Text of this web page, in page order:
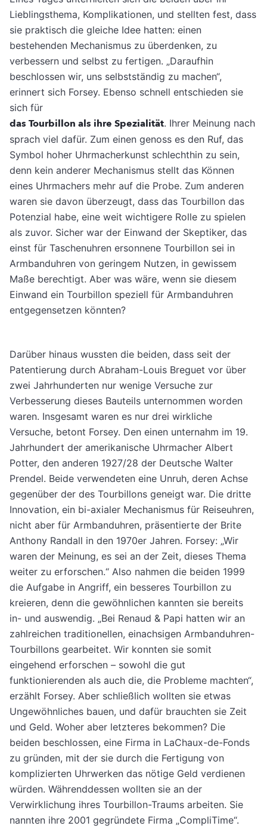
Lieblingsthema, Komplikationen, und stellten fest, dass
sie praktisch die gleiche Idee hatten: einen
bestehenden Mechanismus zu überdenken, zu
verbessern und selbst zu fertigen. „Daraufhin
beschlossen wir, uns selbstständig zu machen“,
erinnert sich Forsey. Ebenso schnell entschieden sie
sich für
das Tourbillon als ihre Spezialität. Ihrer Meinung nach
sprach viel dafür. Zum einen genoss es den Ruf, das
Symbol hoher Uhrmacherkunst schlechthin zu sein,
denn kein anderer Mechanismus stellt das Können
eines Uhrmachers mehr auf die Probe. Zum anderen
waren sie davon überzeugt, dass das Tourbillon das
Potenzial habe, eine weit wichtigere Rolle zu spielen
als zuvor. Sicher war der Einwand der Skeptiker, das
einst für Taschenuhren ersonnene Tourbillon sei in
Armbanduhren von geringem Nutzen, in gewissem
Maße berechtigt. Aber was wäre, wenn sie diesem
Einwand ein Tourbillon speziell für Armbanduhren
entgegensetzen könnten?
Darüber hinaus wussten die beiden, dass seit der
Patentierung durch Abraham-Louis Breguet vor über
zwei Jahrhunderten nur wenige Versuche zur
Verbesserung dieses Bauteils unternommen worden
waren. Insgesamt waren es nur drei wirkliche
Versuche, betont Forsey. Den einen unternahm im 19.
Jahrhundert der amerikanische Uhrmacher Albert
Potter, den anderen 1927/28 der Deutsche Walter
Prendel. Beide verwendeten eine Unruh, deren Achse
gegenüber der des Tourbillons geneigt war. Die dritte
Innovation, ein bi-axialer Mechanismus für Reiseuhren,
nicht aber für Armbanduhren, präsentierte der Brite
Anthony Randall in den 1970er Jahren. Forsey: „Wir
waren der Meinung, es sei an der Zeit, dieses Thema
weiter zu erforschen.“ Also nahmen die beiden 1999
die Aufgabe in Angriff, ein besseres Tourbillon zu
kreieren, denn die gewöhnlichen kannten sie bereits
in- und auswendig. „Bei Renaud & Papi hatten wir an
zahlreichen traditionellen, einachsigen Armbanduhren-
Tourbillons gearbeitet. Wir konnten sie somit
eingehend erforschen – sowohl die gut
funktionierenden als auch die, die Probleme machten“,
erzählt Forsey. Aber schließlich wollten sie etwas
Ungewöhnliches bauen, und dafür brauchten sie Zeit
und Geld. Woher aber letzteres bekommen? Die
beiden beschlossen, eine Firma in LaChaux-de-Fonds
zu gründen, mit der sie durch die Fertigung von
komplizierten Uhrwerken das nötige Geld verdienen
würden. Währenddessen wollten sie an der
Verwirklichung ihres Tourbillon-Traums arbeiten. Sie
nannten ihre 2001 gegründete Firma „CompliTime“.